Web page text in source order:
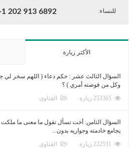
للنساء: 202 913 6892
الأكثر زيارة
السؤال الثالث عشر : حكم دعاء ( اللهم سخر لي
وكل من فوضته أمري ) ؟
الفتاوى
السؤال الثامن: أخت تسأل تقول ما معنى ما ملكت
يجامع خادمته وجواريه بدون...
الفتاوى